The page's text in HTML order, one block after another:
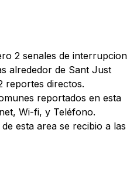
2 senales de interrupcion
alrededor de Sant Just
reportes directos.
reportados en esta
Wi-fi, y Teléfono.
esta area se recibio a las